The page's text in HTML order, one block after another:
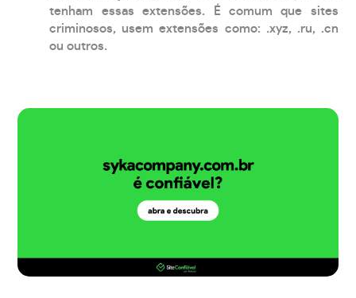
tenham essas extensões. É comum que sites
criminosos, usem extensões como: .xyz, .ru, .cn
ou outros.